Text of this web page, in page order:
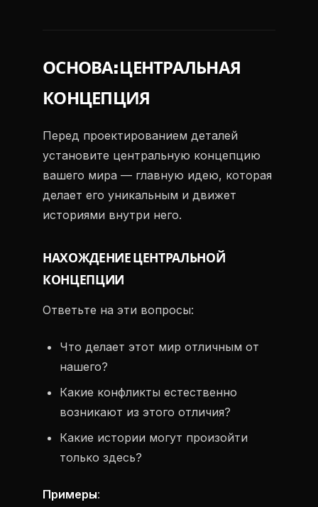
ОСНОВА: ЦЕНТРАЛЬНАЯ
КОНЦЕПЦИЯ
Перед проектированием деталей
установите центральную концепцию
вашего мира — главную идею, которая
делает его уникальным и движет
историями внутри него.
НАХОЖДЕНИЕ ЦЕНТРАЛЬНОЙ
КОНЦЕПЦИИ
Ответьте на эти вопросы:
Что делает этот мир отличным от
нашего?
Какие конфликты естественно
возникают из этого отличия?
Какие истории могут произойти
только здесь?
Примеры: